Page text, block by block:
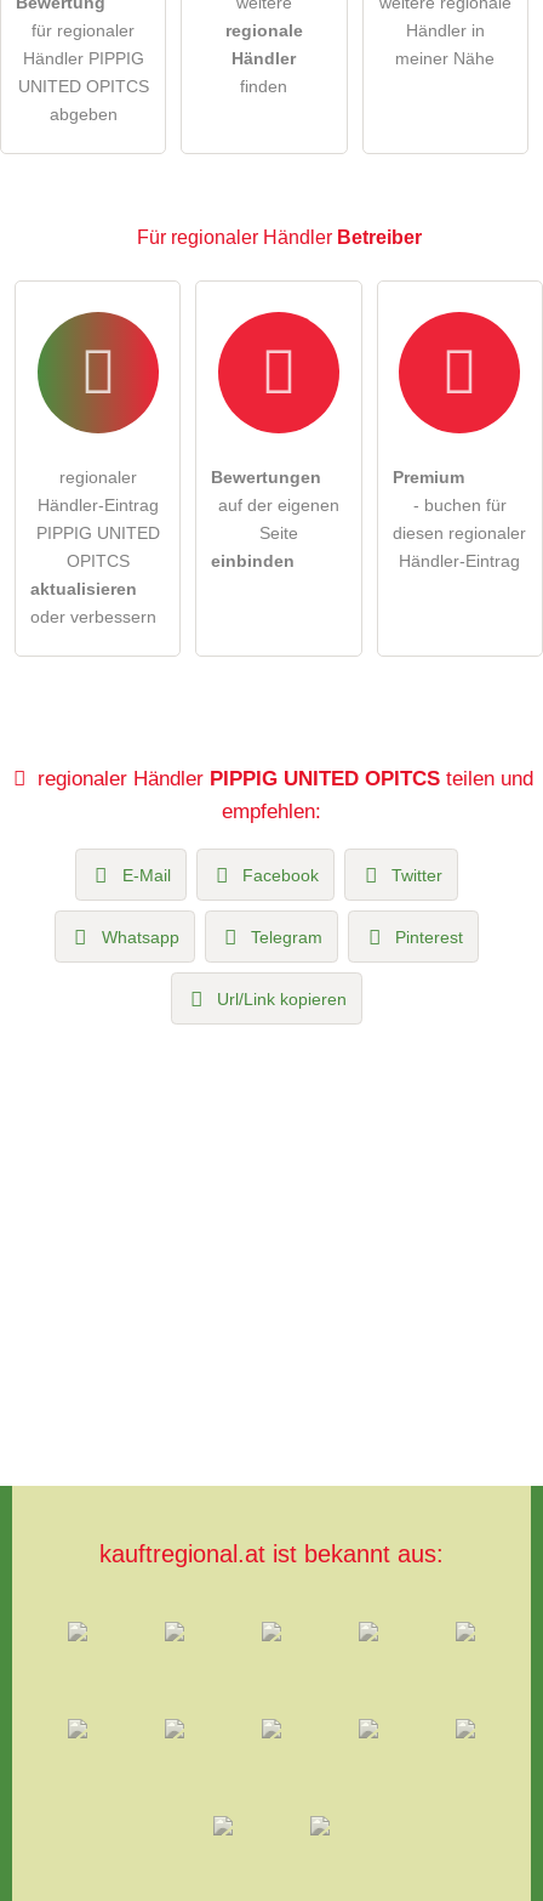
Hinweis: Bitte beachten Sie, öffentliche Fragen sind
alle Besucher sichtbar
Klicken Sie hier um eine
für regionaler
Händler PIPPIG
UNITED OPITCS
abgeben
regionale
Händler
finden
Händler in
meiner Nähe
Für regionaler Händler Betreiber
regionaler
Händler-Eintrag
PIPPIG UNITED
OPITCS
aktualisieren
oder verbessern
Bewertungen
auf der eigenen
Seite
einbinden
Premium
- buchen für
diesen regionaler
Händler-Eintrag
regionaler Händler PIPPIG UNITED OPITCS teilen und
empfehlen:
E-Mail Facebook Twitter
Whatsapp Telegram Pinterest
Url/Link kopieren
kauftregional.at ist bekannt aus: